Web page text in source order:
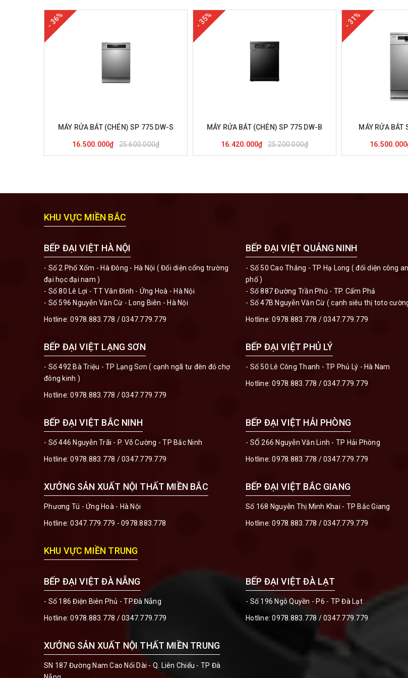
- 36%
MÁY RỬA BÁT (CHÉN) SP 775 DW-S
16.500.000₫ 25.600.000₫
- 35%
MÁY RỬA BÁT (CHÉN) SP 775 DW-B
16.420.000₫ 25.200.000₫
- 31%
MÁY RỬA BÁT
KHU VỰC MIỀN BẮC
BẾP ĐẠI VIỆT HÀ NỘI
- Số 2 Phố Xốm - Hà Đông - Hà Nội ( Đối diện cổng trường
đại học đại nam )
- Số 80 Lê Lợi - TT Vân Đình - Ứng Hoà - Hà Nội
- Số 596 Nguyễn Văn Cừ - Long Biên - Hà Nội
Hotline:0978.883.778 /0347.779.779
BẾP ĐẠI VIỆT QUẢNG NINH
- Số 50 Cao Thắng - TP Hạ Long ( đối diện công
phố )
- Số 887 Đường Trần Phú - TP. Cẩm Phả
- Số 47B Nguyễn Văn Cừ ( cạnh siêu thị toto
Hotline:0978.883.778 /0347.779.779
BẾP ĐẠI VIỆT LẠNG SƠN
- Số 492 Bà Triệu - TP Lạng Sơn ( cạnh ngã tư đèn đỏ chợ
đông kinh )
Hotline:0978.883.778 /0347.779.779
BẾP ĐẠI VIỆT PHỦ LÝ
- Số 50 Lê Công Thanh - TP Phủ Lý - Hà Nam
Hotline:0978.883.778 /0347.779.779
BẾP ĐẠI VIỆT BẮC NINH
- Số 446 Nguyễn Trãi - P. Võ Cường - TP Bắc Ninh
Hotline:0978.883.778 /0347.779.779
BẾP ĐẠI VIỆT HẢI PHÒNG
- SỐ 266 Nguyễn Văn Linh - TP Hải Phòng
Hotline:0978.883.778 /0347.779.779
XƯỞNG SẢN XUẤT NỘI THẤT MIỀN BẮC
Phương Tú - Ứng Hoà - Hà Nội
Hotline:0347.779.779 - 0978.883.778
BẾP ĐẠI VIỆT BẮC GIANG
Số 168 Nguyễn Thị Minh Khai - TP Bắc Giang
Hotline:0978.883.778 /0347.779.779
KHU VỰC MIỀN TRUNG
BẾP ĐẠI VIỆT ĐÀ NẴNG
- Số 186 Điện Biên Phủ - TP.Đà Nẵng
Hotline:0978.883.778 /0347.779.779
BẾP ĐẠI VIỆT ĐÀ LẠT
- Số 196 Ngô Quyền - P6 - TP Đà Lạt
Hotline:0978.883.778 /0347.779.779
XƯỞNG SẢN XUẤT NỘI THẤT MIỀN TRUNG
SN 187 Đường Nam Cao Nối Dài - Q. Liên Chiểu - TP Đà